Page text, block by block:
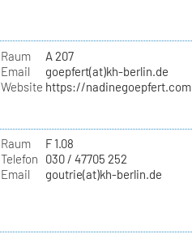
Raum
A 207
Email
goepfert(at)kh-berlin.de
Website https://nadinegoepfert.com
Raum
F 1.08
Telefon
030 / 47705 252
Email
goutrie(at)kh-berlin.de